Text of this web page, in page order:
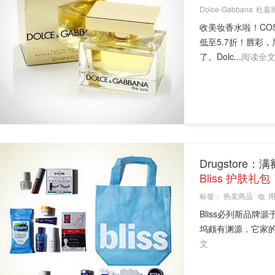
Dolce-Gabbana 杜嘉
收美妆香水啦！
低至5.7折！唇彩
了。Dolc...阅读全文
Drugstore：
Bliss 护肤礼包
标签： 热卖商品 妆
Bliss必列斯品牌源
坞颇有渊源，它家
文